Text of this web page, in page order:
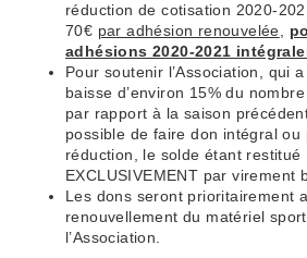
réduction de cotisation 2020-
70€ par adhésion renouvelée
adhésions 2020-2021
Pour soutenir l’Association, qui
baisse d’environ 15% du
par rapport à la saison
possible de faire don intégral ou
réduction, le solde étant restitué
EXCLUSIVEMENT par virement
Les dons seront prioritairement
renouvellement du matériel
l’Association.